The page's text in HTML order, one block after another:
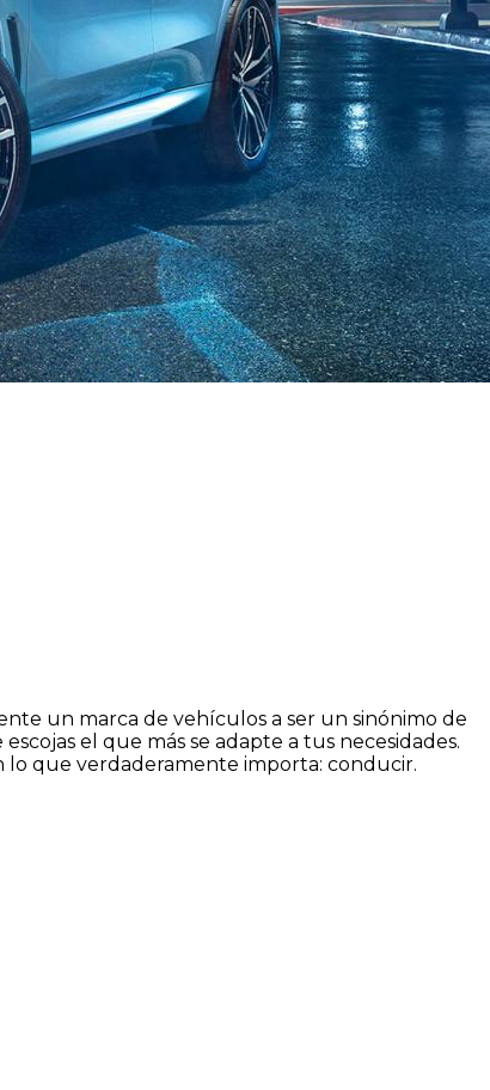
un marca de vehículos a ser un sinónimo de
el que más se adapte a tus necesidades.
lo que verdaderamente importa: conducir.